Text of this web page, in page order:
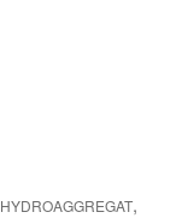
HYDROAGGREGAT,